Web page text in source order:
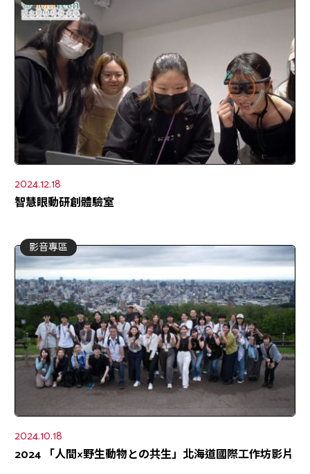
2024.12.18
智慧眼動研創體驗室
影音專區
2024.10.18
2024 「人間×野生動物との共生」北海道國際工作坊影片